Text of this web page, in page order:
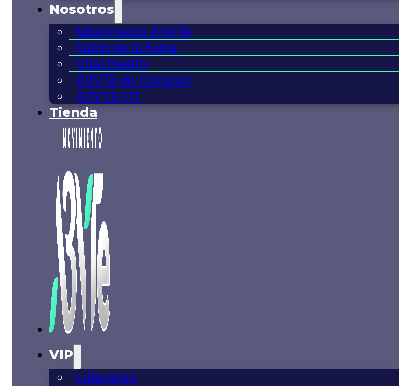
Nosotros
Movimiento A3VTé
Salón de la Fama
Vital Health
A3VTé de Corazón
A3VTE FIT
Tienda
VIP
Liderazgo